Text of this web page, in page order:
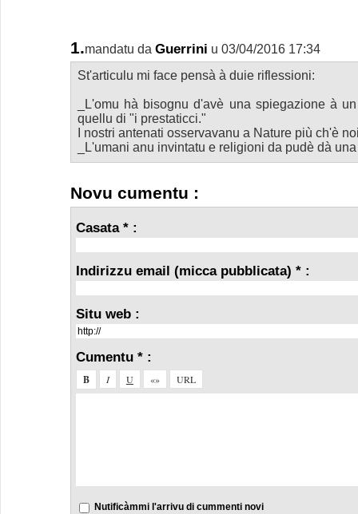
1.mandatu da Guerrini u 03/04/2016 17:34
St'articulu mi face pensà à duie riflessioni:
_L'omu hà bisognu d'avè una spiegazione à
quellu di "i prestaticci."
I nostri antenati osservavanu a Nature più ch'è
_L'umani anu invintatu e religioni da pudè dà
Novu cumentu :
Casata * :
Indirizzu email (micca pubblicata) * :
Situ web :
Cumentu * :
Nutificàmmi l'arrivu di cummenti novi